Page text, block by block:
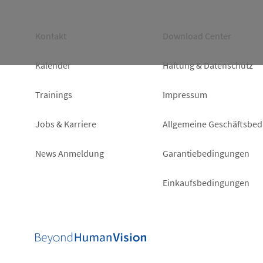
Footer
left
Kontakt
Kalender
Trainings
Jobs & Karriere
News Anmeldung
Footer
right
Download Center
Haftung & Datenschutz
Impressum
Allgemeine
Garantiebedingungen
Einkaufsbedingungen